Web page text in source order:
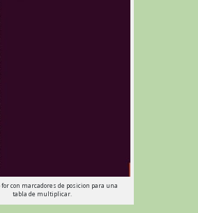
for con marcadores de posicion para una
tabla de multiplicar.